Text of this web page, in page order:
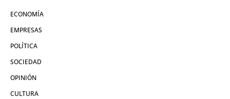
ECONOMÍA
EMPRESAS
POLÍTICA
SOCIEDAD
OPINIÓN
CULTURA